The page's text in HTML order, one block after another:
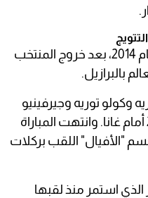
تولى رينارد تدريب كوت ديفوار عام 2014، بعد خروج المنتخب
بالبرازيل.
وكولو توريه وجيرفينيو
إلى نهائي كأس أمم أفريقيا 2015 أمام غانا. وانتهت المباراة
"الأفيال" اللقب بركلات
الذي استمر منذ لقبها